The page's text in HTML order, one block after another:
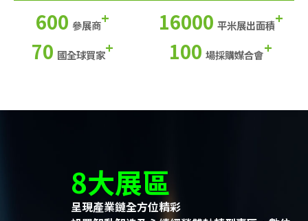
600 參展商+ 16000 平米展出面積+
70 國全球買家+ 100 場採購媒合會+
8大展區
呈現產業鏈全方位精彩